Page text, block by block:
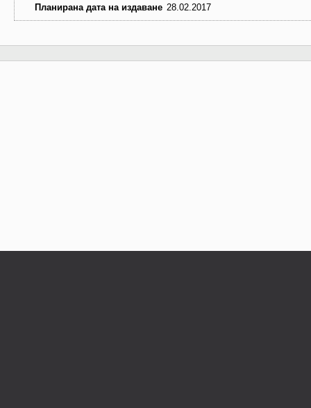
Планирана дата на издаване 28.02.2017